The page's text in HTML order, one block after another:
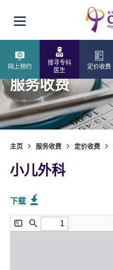
打开选单
网上预约
搜寻专科
医生
定价收费
服务收费
主页 服务收费 定价收费
小儿外科
下载